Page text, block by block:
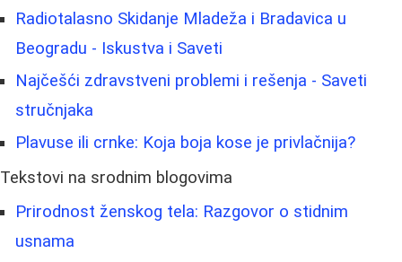
Radiotalasno Skidanje Mladeža i Bradavica u
Beogradu - Iskustva i Saveti
Najčešći zdravstveni problemi i rešenja - Saveti
stručnjaka
Plavuse ili crnke: Koja boja kose je privlačnija?
Tekstovi na srodnim blogovima
Prirodnost ženskog tela: Razgovor o stidnim
usnama